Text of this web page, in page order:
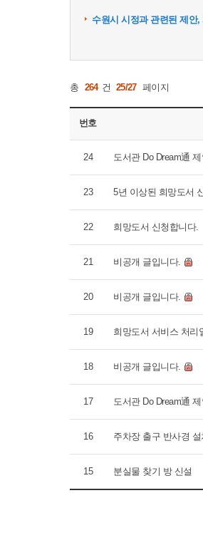
수원시 시정과 관련된 제안
총 264 건 25/27 페이지
번호
24 도서관 Do Dream通
23 5년 이상된 희망도서
22 희망도서 신청합니다.
21 비공개 글입니다.
20 비공개 글입니다.
19 희망도서 서비스 처리
18 비공개 글입니다.
17 도서관 Do Dream通
16 주차장 출구 반사경
15 분실물 찾기 방 신설